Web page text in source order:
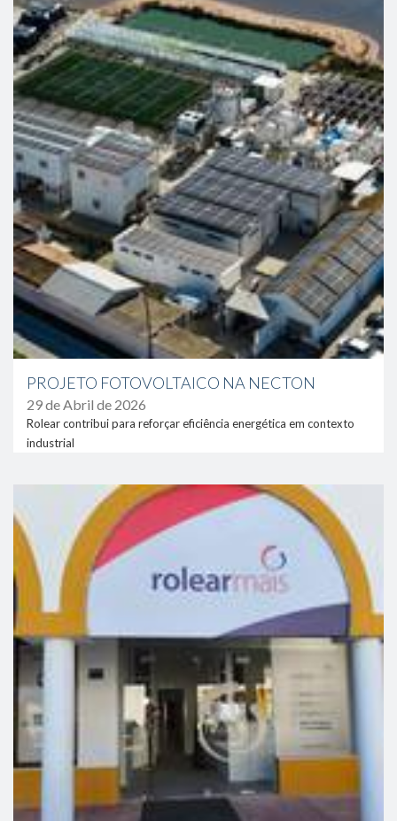
PROJETO FOTOVOLTAICO NA NECTON
29 de Abril de 2026
Rolear contribui para reforçar eficiência energética em contexto
industrial